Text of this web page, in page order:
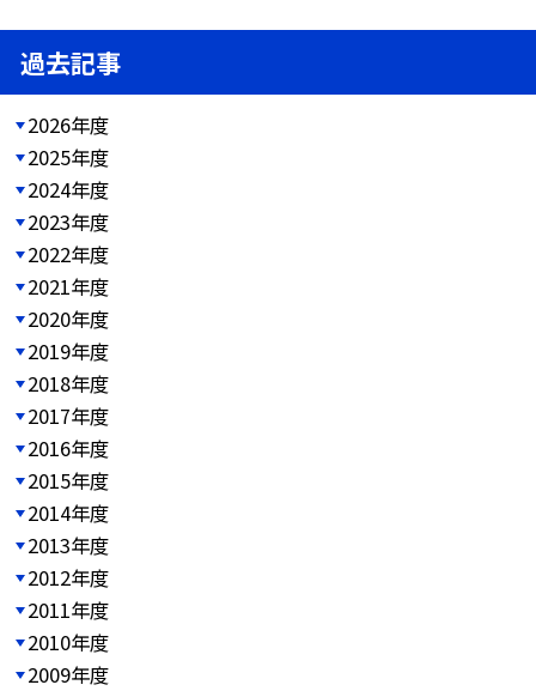
過去記事
2026年度
2025年度
2024年度
2023年度
2022年度
2021年度
2020年度
2019年度
2018年度
2017年度
2016年度
2015年度
2014年度
2013年度
2012年度
2011年度
2010年度
2009年度